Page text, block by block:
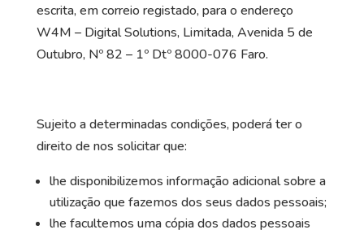
escrita, em correio registado, para o endereço
W4M – Digital Solutions, Limitada, Avenida 5 de
Outubro, Nº 82 – 1º Dtº 8000-076 Faro.
Sujeito a determinadas condições, poderá ter o
direito de nos solicitar que:
lhe disponibilizemos informação adicional sobre a
utilização que fazemos dos seus dados pessoais;
lhe facultemos uma cópia dos dados pessoais